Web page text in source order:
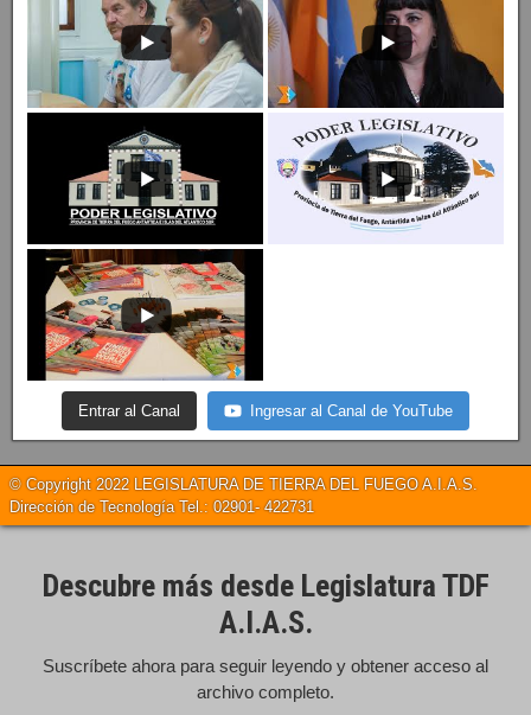
Entrar al Canal Ingresar al Canal de YouTube
© Copyright 2022 LEGISLATURA DE TIERRA DEL FUEGO A.I.A.S.
Dirección de Tecnología Tel.: 02901- 422731
Descubre más desde Legislatura TDF
A.I.A.S.
Suscríbete ahora para seguir leyendo y obtener acceso al
archivo completo.